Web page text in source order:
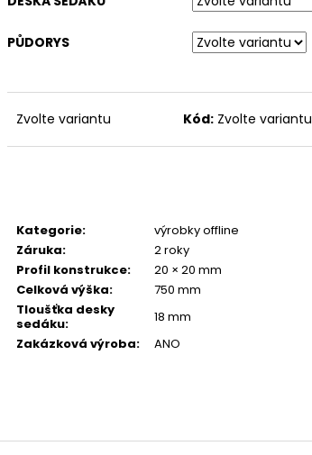
PŮDORYS
Zvolte variantu Kód: Zvolte variantu
Kategorie:
výrobky offline
Záruka:
2 roky
Profil konstrukce:
20 × 20 mm
Celková výška:
750 mm
Tloušťka desky
sedáku:
18 mm
Zakázková výroba: ANO